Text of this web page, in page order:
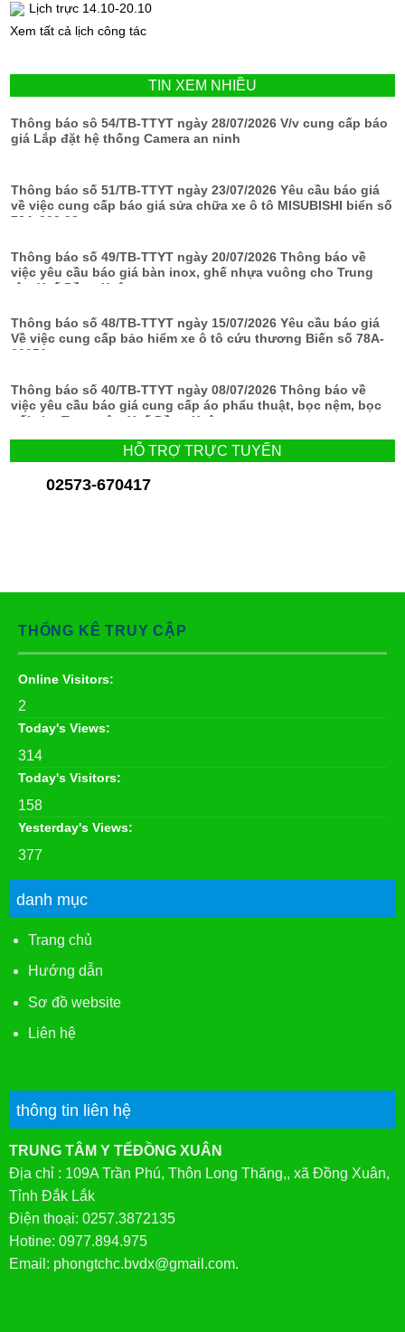
Lịch trực 14.10-20.10
Xem tất cả lịch công tác
TIN XEM NHIỀU
Thông báo sô 54/TB-TTYT ngày 28/07/2026 V/v cung cấp báo
giá Lắp đặt hệ thống Camera an ninh
Thông báo số 51/TB-TTYT ngày 23/07/2026 Yêu cầu báo giá
về việc cung cấp báo giá sửa chữa xe ô tô MISUBISHI biển số
78A-002.98
Thông báo số 49/TB-TTYT ngày 20/07/2026 Thông báo về
việc yêu cầu báo giá bàn inox, ghế nhựa vuông cho Trung
tâm Y tế Đồng Xuân
Thông báo số 48/TB-TTYT ngày 15/07/2026 Yêu cầu báo giá
Về việc cung cấp bảo hiểm xe ô tô cứu thương Biến số 78A-
00151
Thông báo số 40/TB-TTYT ngày 08/07/2026 Thông báo về
việc yêu cầu báo giá cung cấp áo phẩu thuật, bọc nệm, bọc
gối cho Trung tâm Y tế Đồng Xuân
HỖ TRỢ TRỰC TUYẾN
02573-670417
THỐNG KÊ TRUY CẬP
Online Visitors:
2
Today's Views:
314
Today's Visitors:
158
Yesterday's Views:
377
danh mục
Trang chủ
Hướng dẫn
Sơ đồ website
Liên hệ
thông tin liên hệ
TRUNG TÂM Y TẾĐỒNG XUÂN
Địa chỉ : 109A Trần Phú, Thôn Long Thăng,, xã Đồng Xuân,
Tỉnh Đắk Lắk
Điện thoại: 0257.3872135
Hotine: 0977.894.975
Email: phongtchc.bvdx@gmail.com.